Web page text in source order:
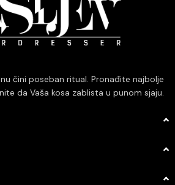
čini poseban ritual. Pronađite najbolje
da Vaša kosa zablista u punom sjaju.